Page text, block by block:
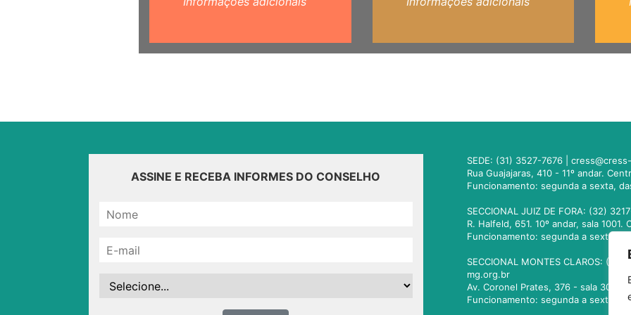
ASSINE E RECEBA INFORMES DO CONSELHO
SEDE: (31) 3527-7676 |
Rua Guajajaras, 410 - 11º andar.
Funcionamento: segunda a sexta,
SECCIONAL JUIZ DE FORA: (32)
R. Halfeld, 651. 10º andar, sala
Funcionamento: segunda a sexta,
SECCIONAL MONTES CLAROS:
mg.org.br
Av. Coronel Prates, 376 - sala 301.
Funcionamento: segunda a sexta,